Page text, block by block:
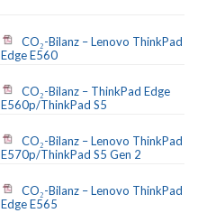
CO₂-Bilanz – Lenovo ThinkPad
Edge E560
CO₂-Bilanz – ThinkPad Edge
E560p/ThinkPad S5
CO₂-Bilanz – Lenovo ThinkPad
E570p/ThinkPad S5 Gen 2
CO₂-Bilanz – Lenovo ThinkPad
Edge E565